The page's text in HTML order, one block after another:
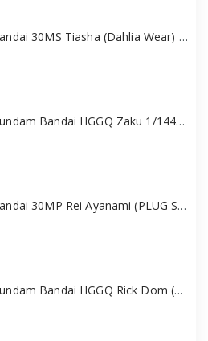
Mô hình Bandai 30MS Tiasha (Dahlia Wear) [Color B] [GDB] [30MS]
Mô hình Gundam Bandai HGGQ Zaku 1/144 – MSG GQuuuuuuX [GDB] [BHG]
Mô hình Bandai 30MP Rei Ayanami (PLUG SUIT Ver.) – Evangelion [GDB] [30MP]
Mô hình Gundam Bandai HGGQ Rick Dom (Gaia / Ortega) 1/144 [GDB] [BHG]